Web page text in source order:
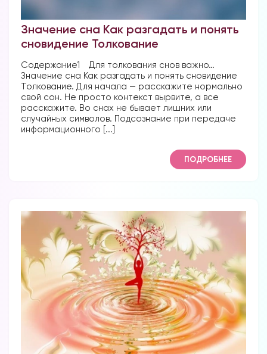
Значение сна Как разгадать и понять
сновидение Толкование
Содержание1 ⠀Для толкования снов важно…
Значение сна Как разгадать и понять сновидение
Толкование. Для начала — расскажите нормально
свой сон. Не просто контекст вырвите, а все
расскажите. Во снах не бывает лишних или
случайных символов. Подсознание при передаче
информационного [...]
ПОДРОБНЕЕ